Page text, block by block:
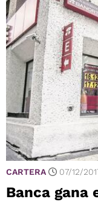
CARTERA 07/12/
Banca gana